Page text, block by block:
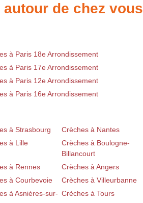
de chez vous
à Paris 18e Arrondissement
à Paris 17e Arrondissement
à Paris 12e Arrondissement
à Paris 16e Arrondissement
à Strasbourg
Crèches à Nantes
à Lille
Crèches à Boulogne-
Billancourt
à Rennes
Crèches à Angers
à Courbevoie
Crèches à Villeurbanne
à Asnières-sur- Crèches à Tours